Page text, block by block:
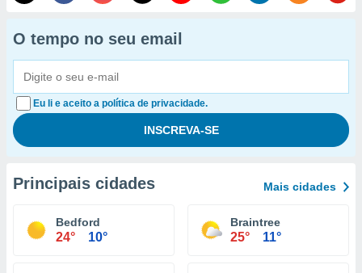
O tempo no seu email
Eu li e aceito a política de privacidade.
Principais cidades Mais cidades
Bedford
24° 10°
Braintree
25° 11°